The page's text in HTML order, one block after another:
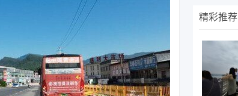
精彩推荐